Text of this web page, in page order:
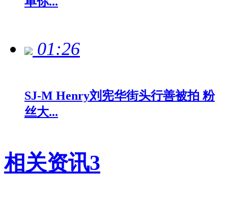
01:26
SJ-M Henry刘宪华街头行善被拍 粉
丝大...
相关资讯3